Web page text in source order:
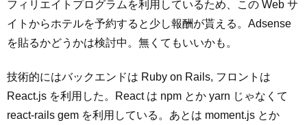
フィリエイトプログラムを利用しているため、この Web サ
イトからホテルを予約すると少し報酬が貰える。Adsense
を貼るかどうかは検討中。無くてもいいかも。
技術的にはバックエンドは Ruby on Rails, フロントは
React.js を利用した。React は npm とか yarn じゃなくて
react-rails gem を利用している。あとは moment.js とか